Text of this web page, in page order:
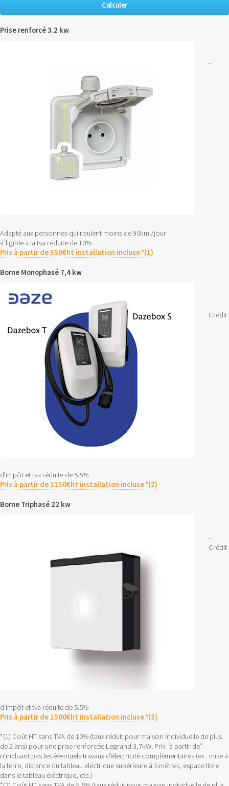
Prise renforcé 3.2 kw
-
Adapté aux personnes qui roulent moins de 90km /jour
-Éligible à la tva réduite de 10%
Prix à partir de 550€ht installation incluse.*(1)
Borne Monophasé 7,4 kw
-
Crédit
d’impôt et tva réduite de 5.5%
Prix à partir de 1150€ht installation incluse.*(2)
Borne Triphasé 22 kw
-
Crédit
d’impôt et tva réduite de 5.5%
Prix à partir de 1500€ht installation incluse.*(3)
*(1) Coût HT sans TVA de 10% (taux réduit pour maison individuelle de plus
de 2 ans) pour une prise renforcée Legrand 3,7kW. Prix “à partir de”
n’incluant pas les éventuels travaux d’électricité complémentaires (ex : mise à
la terre, distance du tableau eléctrique supérieure à 5 mètres, espace libre
dans le tableau eléctrique, etc.)